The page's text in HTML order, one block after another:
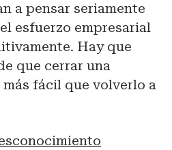
a pensar seriamente
esfuerzo empresarial
Hay que
que cerrar una
más fácil que volverlo a